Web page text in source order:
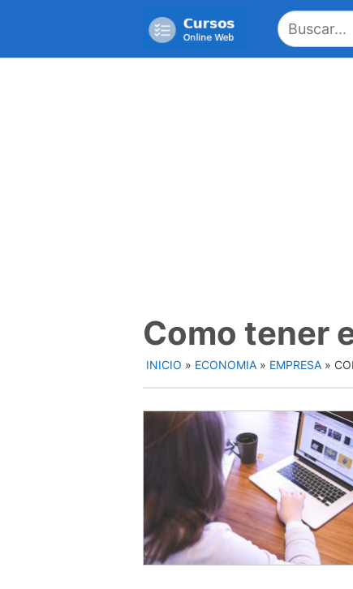
Como tener
INICIO » ECONOMIA » EMPRESA »